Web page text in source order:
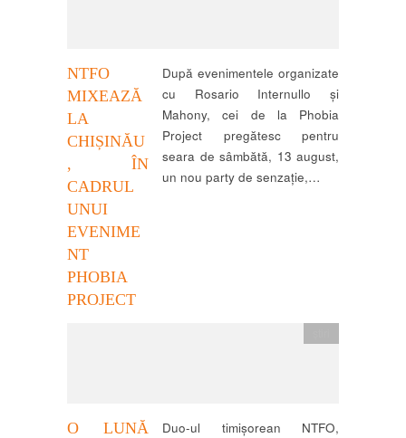
NTFO
MIXEAZĂ
LA
CHIȘINĂU
, ÎN
CADRUL
UNUI
EVENIME
NT
PHOBIA
PROJECT
După evenimentele organizate
cu Rosario Internullo și
Mahony, cei de la Phobia
Project pregătesc pentru
seara de sâmbătă, 13 august,
un nou party de senzație,…
O LUNĂ
Duo-ul timișorean NTFO,